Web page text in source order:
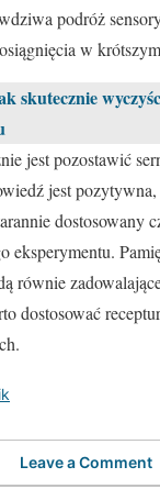
podróż
w
skutecznie
jest pozostawić
jest
dostosowany
eksperymentu.
równie
dostosować
Leave a Comment